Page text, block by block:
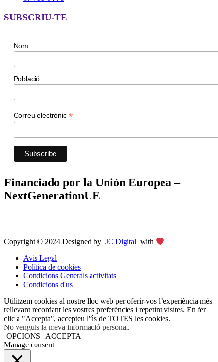
SUBSCRIU-TE
Nom
Població
Correu electrònic *
Financiado por la Unión Europea –
NextGenerationUE
Copyright © 2024 Designed by JC Digital with
Avis Legal
Política de cookies
Condicions Generals activitats
Condicions d'us
Utilitzem cookies al nostre lloc web per oferir-vos l’experiència més
rellevant recordant les vostres preferències i repetint visites. En fer
clic a "Accepta", accepteu l'ús de TOTES les cookies.
No venguis la meva informació personal.
OPCIONS
ACCEPTA
Manage consent